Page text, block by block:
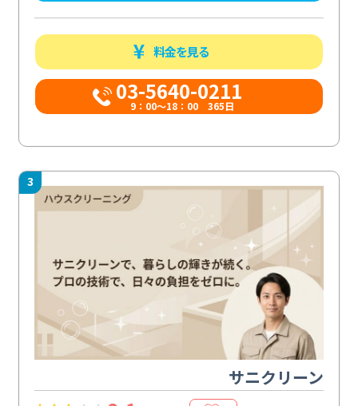
料金を見る
03-5640-0211
9：00～18：00 365日
3
サニクリーン